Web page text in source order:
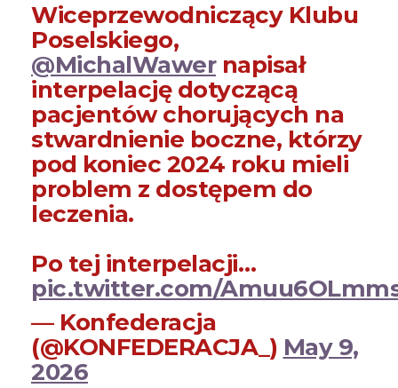
Wiceprzewodniczący Klubu
Poselskiego,
@MichalWawernapisał
interpelację dotyczącą
pacjentów chorujących na
stwardnienie boczne, którzy
pod koniec 2024 roku mieli
problem z dostępem do
leczenia.
Po tej interpelacji…
pic.twitter.com/
— Konfederacja
(@KONFEDERACJA_) May 9,
2026